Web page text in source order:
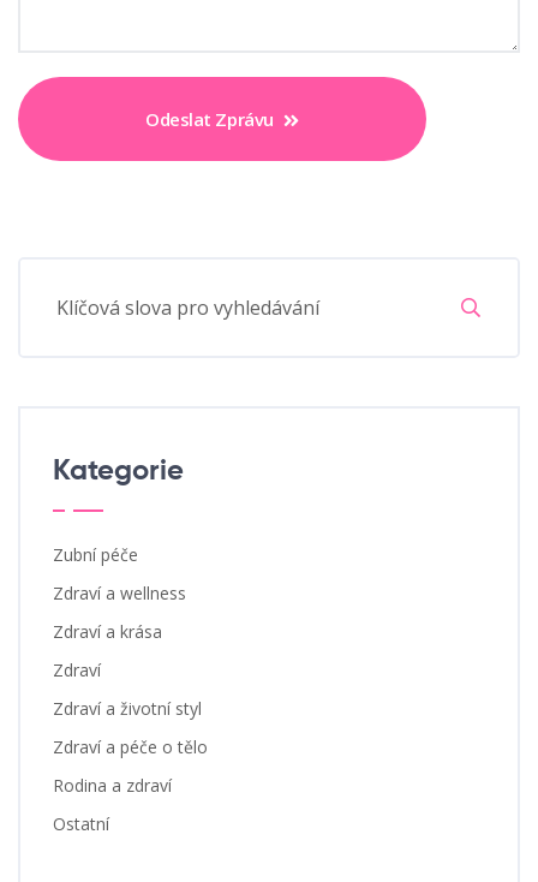
Odeslat Zprávu
Kategorie
Zubní péče
Zdraví a wellness
Zdraví a krása
Zdraví
Zdraví a životní styl
Zdraví a péče o tělo
Rodina a zdraví
Ostatní